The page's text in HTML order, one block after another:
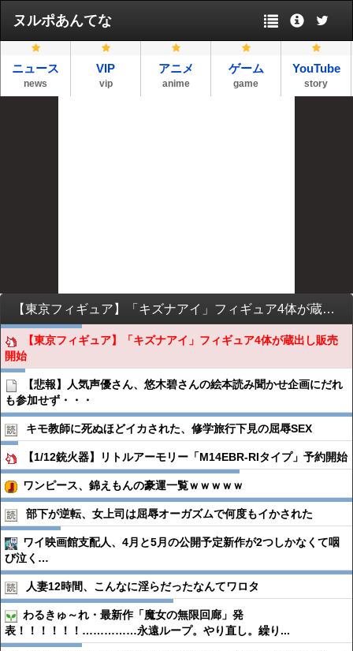
ヌルポあんてな
ニュース
news
VIP
vip
アニメ
anime
ゲーム
game
YouTube
story
【東京フィギュア】「キズナアイ」フィギュア4体が蔵出し販売開始
【東京フィギュア】「キズナアイ」フィギュア4体が蔵出し販売
開始
【悲報】人気声優さん、悠木碧さんの絵本読み聞かせ企画にだれ
も参加せず・・・
キモ教師に死ぬほどイカされた、修学旅行下見の屈辱SEX
【1/12銃火器】リトルアーモリー「M14EBR-RIタイプ」予約開始
ワンピース、錦えもんの豪運一覧ｗｗｗｗｗ
部下が逆転、女上司は屈辱オーガズムで何度もイかされた
ワイ映画館支配人、4月と5月の公開予定新作が2つしかなくて咽
び泣く…
人妻12時間、こんなに淫らだったなんてワロタ
わるきゅ～れ・最新作「魔女の無限回廊」発
表！！！！！！……………永遠ループ。やり直し。繰り...